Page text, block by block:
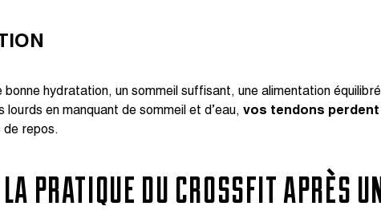
bonne hydratation, un sommeil suffisant, une alimentation
en manquant de sommeil et d’eau, vos tendons perdent
de repos.
PRATIQUE DU CROSSFIT APRÈS